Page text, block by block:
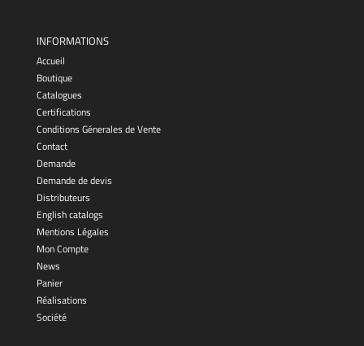
INFORMATIONS
Accueil
Boutique
Catalogues
Certifications
Conditions Génerales de Vente
Contact
Demande
Demande de devis
Distributeurs
English catalogs
Mentions Légales
Mon Compte
News
Panier
Réalisations
Société